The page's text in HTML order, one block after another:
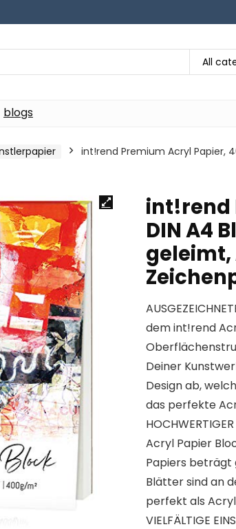
All
blogs
int!rend Premium Acryl Papier,
int!rend
DIN A4
geleimt,
dem int!rend
Deiner
Design ab,
das perfekte
Acryl Papier
Papiers beträgt
Blätter sind an
perfekt als
VIELFÄLTIGE